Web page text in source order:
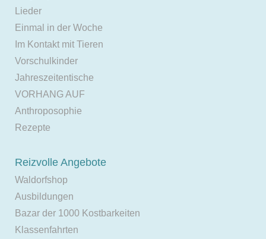
Lieder
Einmal in der Woche
Im Kontakt mit Tieren
Vorschulkinder
Jahreszeitentische
VORHANG AUF
Anthroposophie
Rezepte
Reizvolle Angebote
Waldorfshop
Ausbildungen
Bazar der 1000 Kostbarkeiten
Klassenfahrten